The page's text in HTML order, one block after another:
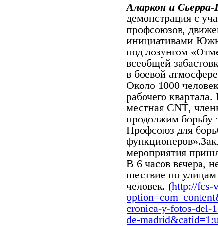
Аларкон и
демонстрация с
профсоюзов,
инициативами
под лозунгом
всеобщей
в боевой
Около 1000
рабочего
местная CNT,
продолжим борьбу
Профсоюз для
мероприятия
В 6 часов вечера,
шествие по
человек. (http://fcs-
cronica-y-fotos-del-
de-madrid&catid=